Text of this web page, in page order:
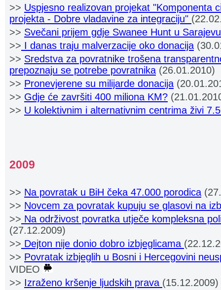
>> Uspjesno realizovan projekat "Komponenta
projekta - Dobre vladavine za integraciju"
>> Svečani prijem gdje Swanee Hunt u Sarajevu
>> I danas traju malverzacije oko donacija
>> Sredstva za povratnike trošena
prepoznaju se potrebe povratnika (26.01.2010)
>> Pronevjerene su milijarde donacija
>> Gdje će završiti 400 miliona KM?
>> U kolektivnim i alternativnim centrima živi
2009
>> Na povratak u BiH čeka 47.000 porodica
>> Novcem za povratak kupuju se glasovi na
>> Na održivost povratka utječe kompleksna
(27.12.2009)
>> Dejton nije donio dobro izbjeglicama
>> Povratak izbjeglih u Bosni i Hercegovini
VIDEO
>> Izraženo kršenje ljudskih prava (15.12.2009)